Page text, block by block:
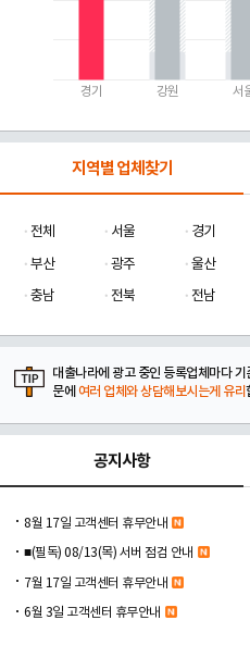
경기 강원 서
지역별 업체찾기
전체 서울 경기
부산
광주 울산
충남
전북 전남
대출나라에 광고 중인 등록업체마다
문에 여러 업체와 상담해보시는게 유리
공지사항
8월 17일 고객센터 휴무안내
■(필독) 08/13(목) 서버 점검 안내
7월 17일 고객센터 휴무안내
6월 3일 고객센터 휴무안내